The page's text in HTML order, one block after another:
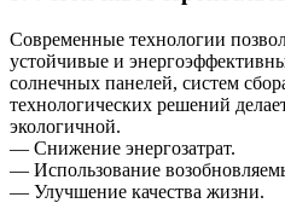
Современные технологии
устойчивые и
солнечных панелей, систем
технологических решений
экологичной.
— Снижение энергозатрат.
— Использование
— Улучшение качества жизни.